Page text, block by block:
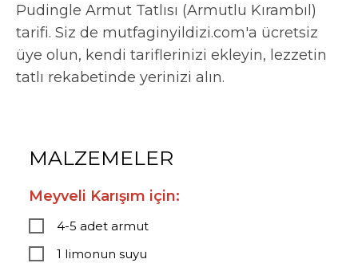
Pudingle Armut Tatlısı (Armutlu Kırambıl)
tarifi. Siz de mutfaginyildizi.com'a ücretsiz
üye olun, kendi tariflerinizi ekleyin, lezzetin
tatlı rekabetinde yerinizi alın.
MALZEMELER
Meyveli Karışım için:
4-5 adet armut
1 limonun suyu